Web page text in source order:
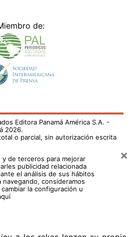
de:
Editora Panamá América S.A. -
2026.
o parcial, sin autorización escrita
de terceros para mejorar
publicidad relacionada
el análisis de sus hábitos
consideramos
cambiar la configuración u
×